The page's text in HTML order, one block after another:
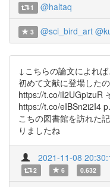
1 @haltaq
3 @sci_bird_art
↓こちらの論文によれ
初めて文献に登場した
https://t.co/iI2UGpizuR
https://t.co/eIBSn2i2I4
こちの図書館を訪れた
りましたね
2021-11-08
2 6 0.632